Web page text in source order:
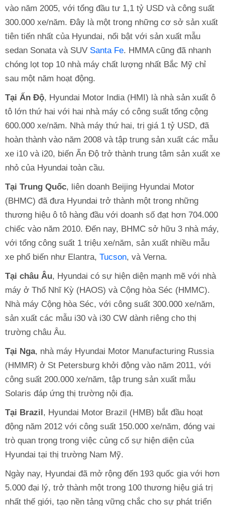
vào năm 2005, với tổng đầu tư 1,1 tỷ USD và công suất
300.000 xe/năm. Đây là một trong những cơ sở sản xuất
tiên tiến nhất của Hyundai, nổi bật với sản xuất mẫu
sedan Sonata và SUV Santa Fe. HMMA cũng đã nhanh
chóng lọt top 10 nhà máy chất lượng nhất Bắc Mỹ chỉ
sau một năm hoạt động.
Tại Ấn Độ, Hyundai Motor India (HMI) là nhà sản xuất ô
tô lớn thứ hai với hai nhà máy có công suất tổng cộng
600.000 xe/năm. Nhà máy thứ hai, trị giá 1 tỷ USD, đã
hoàn thành vào năm 2008 và tập trung sản xuất các mẫu
xe i10 và i20, biến Ấn Độ trở thành trung tâm sản xuất xe
nhỏ của Hyundai toàn cầu.
Tại Trung Quốc, liên doanh Beijing Hyundai Motor
(BHMC) đã đưa Hyundai trở thành một trong những
thương hiệu ô tô hàng đầu với doanh số đạt hơn 704.000
chiếc vào năm 2010. Đến nay, BHMC sở hữu 3 nhà máy,
với tổng công suất 1 triệu xe/năm, sản xuất nhiều mẫu
xe phổ biến như Elantra, Tucson, và Verna.
Tại châu Âu, Hyundai có sự hiện diện mạnh mẽ với nhà
máy ở Thổ Nhĩ Kỳ (HAOS) và Cộng hòa Séc (HMMC).
Nhà máy Cộng hòa Séc, với công suất 300.000 xe/năm,
sản xuất các mẫu i30 và i30 CW dành riêng cho thị
trường châu Âu.
Tại Nga, nhà máy Hyundai Motor Manufacturing Russia
(HMMR) ở St Petersburg khởi động vào năm 2011, với
công suất 200.000 xe/năm, tập trung sản xuất mẫu
Solaris đáp ứng thị trường nội địa.
Tại Brazil , Hyundai Motor Brazil (HMB) bắt đầu hoạt
động năm 2012 với công suất 150.000 xe/năm, đóng vai
trò quan trọng trong việc củng cố sự hiện diện của
Hyundai tại thị trường Nam Mỹ.
Ngày nay, Hyundai đã mở rộng đến 193 quốc gia với hơn
5.000 đại lý, trở thành một trong 100 thương hiệu giá trị
nhất thế giới, tạo nền tảng vững chắc cho sự phát triển